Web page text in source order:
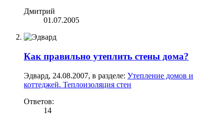
Дмитрий
01.07.2005
Как правильно утеплить стены дома?
Эдвард, 24.08.2007, в разделе: Утепление домов и
коттеджей. Теплоизоляция стен
Ответов:
14